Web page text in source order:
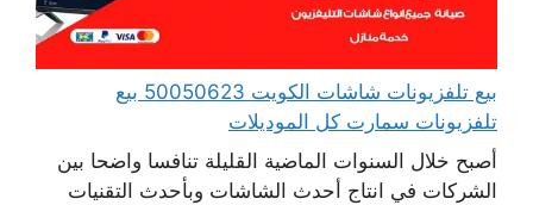
بيع تلفزيونات شاشات الكويت 50050623 بيع
تلفزيونات سمارت كل الموديلات
أصبح خلال السنوات الماضية القليلة تنافسا واضحا بين
الشركات في انتاج أحدث الشاشات وبأحدث التقنيات